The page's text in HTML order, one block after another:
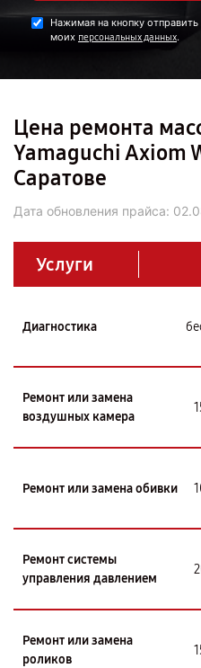
Нажимая на кнопку
моих персональных данных.
Цена ремонта
Yamaguchi Axiom
Саратове
Дата обновления прайса:
Услуги
Диагностика
Ремонт или замена
воздушных камера
Ремонт или замена обивки
Ремонт системы
управления давлением
Ремонт или замена
роликов